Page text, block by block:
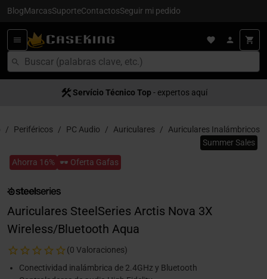
BlogMarcasSuporteContactosSeguir mi pedido
Servício Técnico Top - expertos aquí
Periféricos PC Audio Auriculares Auriculares Inalámbricos
Ahorra 16% 🕶️ Oferta Gafas
Summer Sales
Auriculares SteelSeries Arctis Nova 3X
Wireless/Bluetooth Aqua
(0 Valoraciones)
Conectividad inalámbrica de 2.4GHz y Bluetooth